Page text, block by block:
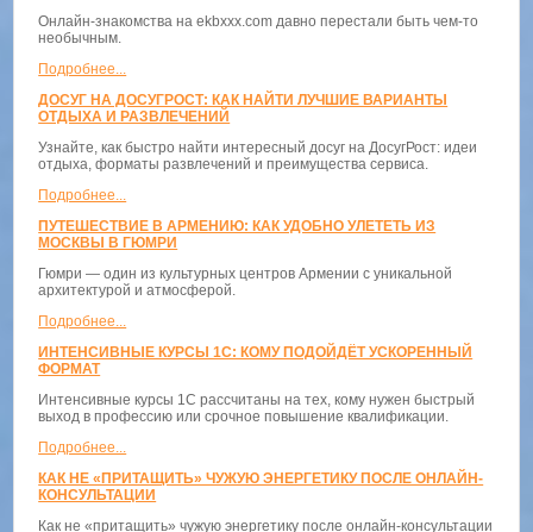
Онлайн-знакомства на ekbxxx.com давно перестали быть чем-то
необычным.
Подробнее...
ДОСУГ НА ДОСУГРОСТ: КАК НАЙТИ ЛУЧШИЕ ВАРИАНТЫ
ОТДЫХА И РАЗВЛЕЧЕНИЙ
Узнайте, как быстро найти интересный досуг на ДосугРост: идеи
отдыха, форматы развлечений и преимущества сервиса.
Подробнее...
ПУТЕШЕСТВИЕ В АРМЕНИЮ: КАК УДОБНО УЛЕТЕТЬ ИЗ
МОСКВЫ В ГЮМРИ
Гюмри — один из культурных центров Армении с уникальной
архитектурой и атмосферой.
Подробнее...
ИНТЕНСИВНЫЕ КУРСЫ 1С: КОМУ ПОДОЙДЁТ УСКОРЕННЫЙ
ФОРМАТ
Интенсивные курсы 1С рассчитаны на тех, кому нужен быстрый
выход в профессию или срочное повышение квалификации.
Подробнее...
КАК НЕ «ПРИТАЩИТЬ» ЧУЖУЮ ЭНЕРГЕТИКУ ПОСЛЕ ОНЛАЙН-
КОНСУЛЬТАЦИИ
Как не «притащить» чужую энергетику после онлайн-консультации